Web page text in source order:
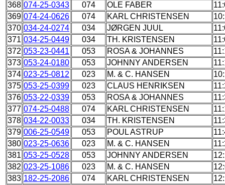
368 074-25-0343 074 OLE FABER
369 074-24-0626 074 KARL CHRISTENSEN
370 034-24-0274 034 JØRGEN JUUL
371 034-25-0449 034 TH. KRISTENSEN
372 053-23-0441 053 ROSA & JOHANNES
373 053-24-0180 053 JOHNNY ANDERSEN
374 023-25-0812 023 M. & C. HANSEN
375 053-25-0399 023 CLAUS HENRIKSEN
376 053-22-0339 053 ROSA & JOHANNES
377 074-25-0488 074 KARL CHRISTENSEN
378 034-22-0033 034 TH. KRISTENSEN
379 006-25-0549 053 POUL ASTRUP
380 023-25-0636 023 M. & C. HANSEN
381 053-25-0528 053 JOHNNY ANDERSEN
382 023-25-1086 023 M. & C. HANSEN
383 182-25-2086 074 KARL CHRISTENSEN